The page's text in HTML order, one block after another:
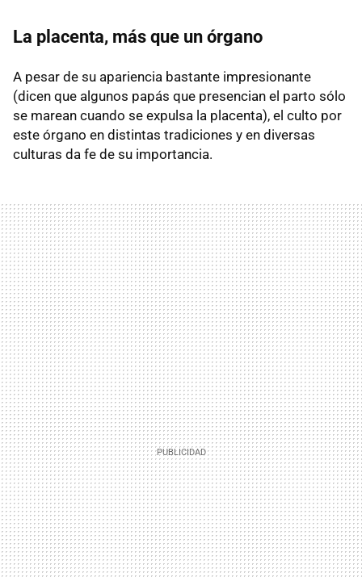
La placenta, más que un órgano
A pesar de su apariencia bastante impresionante
(dicen que algunos papás que presencian el parto sólo
se marean cuando se expulsa la placenta), el culto por
este órgano en distintas tradiciones y en diversas
culturas da fe de su importancia.